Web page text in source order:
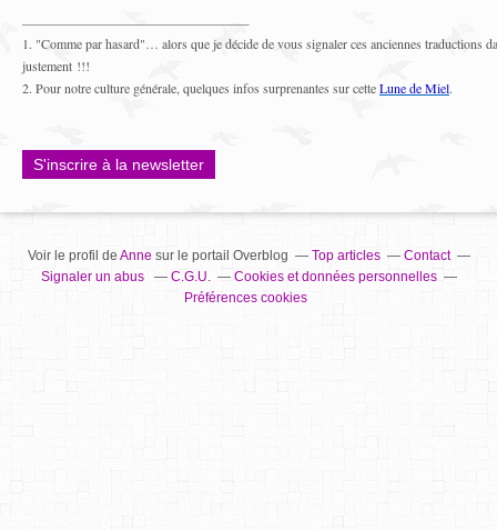
1. "Comme par hasard"… alors que je décide de vous signaler ces anciennes traductions
justement !!!
2. Pour notre culture générale, quelques infos surprenantes sur cetteLune de Miel.
S'inscrire à la newsletter
Voir le profil de Anne sur le portail Overblog Top articles
Contact
Signaler un abus
C.G.U.
Cookies et données personnelles
Préférences cookies